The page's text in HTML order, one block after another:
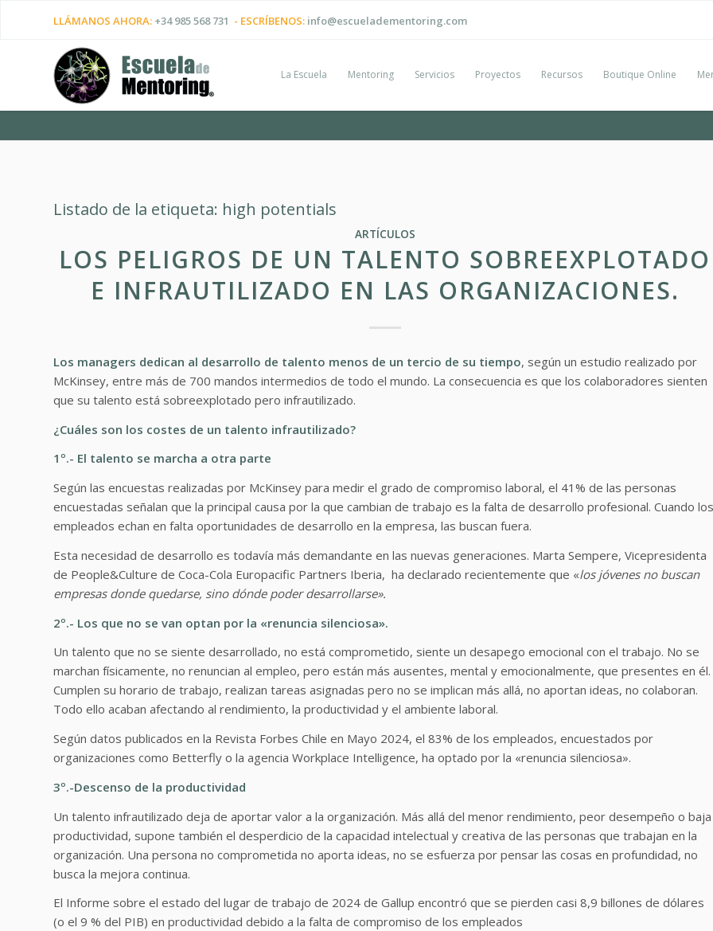
LLÁMANOS AHORA: +34 985 568 731 - ESCRÍBENOS: info@escueladementoring.com
La Escuela Mentoring Servicios Proyectos Recursos Boutique Online
Listado de la etiqueta: high potentials
ARTÍCULOS
LOS PELIGROS DE UN TALENTO SOBREEXPLOTADO
E INFRAUTILIZADO EN LAS ORGANIZACIONES.
Los managers dedican al desarrollo de talento menos de un tercio de su tiempo, según un estudio realizado por
McKinsey, entre más de 700 mandos intermedios de todo el mundo. La consecuencia es que los colaboradores sienten
que su talento está sobreexplotado pero infrautilizado.
¿Cuáles son los costes de un talento infrautilizado?
1º.- El talento se marcha a otra parte
Según las encuestas realizadas por McKinsey para medir el grado de compromiso laboral, el 41% de las personas
encuestadas señalan que la principal causa por la que cambian de trabajo es la falta de desarrollo profesional. Cuando los
empleados echan en falta oportunidades de desarrollo en la empresa, las buscan fuera.
Esta necesidad de desarrollo es todavía más demandante en las nuevas generaciones. Marta Sempere, Vicepresidenta
de People&Culture de Coca-Cola Europacific Partners Iberia, ha declarado recientemente que «los jóvenes no buscan
empresas donde quedarse, sino dónde poder desarrollarse».
2º.- Los que no se van optan por la «renuncia silenciosa».
Un talento que no se siente desarrollado, no está comprometido, siente un desapego emocional con el trabajo. No se
marchan físicamente, no renuncian al empleo, pero están más ausentes, mental y emocionalmente, que presentes en él.
Cumplen su horario de trabajo, realizan tareas asignadas pero no se implican más allá, no aportan ideas, no colaboran.
Todo ello acaban afectando al rendimiento, la productividad y el ambiente laboral.
Según datos publicados en la Revista Forbes Chile en Mayo 2024, el 83% de los empleados, encuestados por
organizaciones como Betterfly o la agencia Workplace Intelligence, ha optado por la «renuncia silenciosa».
3º.-Descenso de la productividad
Un talento infrautilizado deja de aportar valor a la organización. Más allá del menor rendimiento, peor desempeño o baja
productividad, supone también el desperdicio de la capacidad intelectual y creativa de las personas que trabajan en la
organización. Una persona no comprometida no aporta ideas, no se esfuerza por pensar las cosas en profundidad, no
busca la mejora continua.
El Informe sobre el estado del lugar de trabajo de 2024 de Gallup encontró que se pierden casi 8,9 billones de dólares
(o el 9 % del PIB) en productividad debido a la falta de compromiso de los empleados